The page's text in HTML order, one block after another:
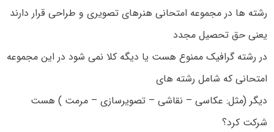
رشته ها در مجموعه امتحانی هنرهای تصویری و طراحی قرار دارند
یعنی حق تحصیل مجدد
در رشته گرافیک ممنوع هست یا دیگه کلا نمی شود در این مجموعه
امتحانی که شامل رشته های
دیگر (مثل: عکاسی – نقاشی – تصویرسازی – مرمت ) هست
شرکت کرد؟